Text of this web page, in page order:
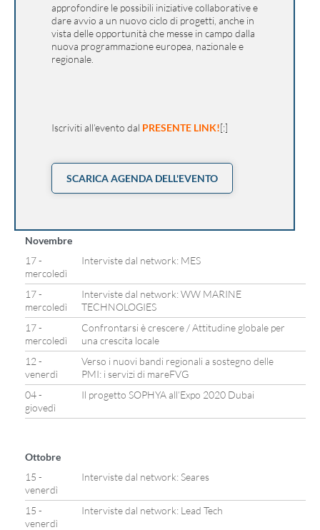
approfondire le possibili iniziative collaborative e
dare avvio a un nuovo ciclo di progetti, anche in
vista delle opportunità che messe in campo dalla
nuova programmazione europea, nazionale e
regionale.
Iscriviti all’evento dal PRESENTE LINK![:]
SCARICA AGENDA DELL'EVENTO
Novembre
17 -
mercoledì
Interviste dal network: MES
17 -
mercoledì
Interviste dal network: WW MARINE
TECHNOLOGIES
17 -
mercoledì
Confrontarsi è crescere / Attitudine globale per
una crescita locale
12 -
venerdì
Verso i nuovi bandi regionali a sostegno delle
PMI: i servizi di mareFVG
04 -
giovedì
Il progetto SOPHYA all’Expo 2020 Dubai
Ottobre
15 -
venerdì
Interviste dal network: Seares
15 -
venerdì
Interviste dal network: Lead Tech